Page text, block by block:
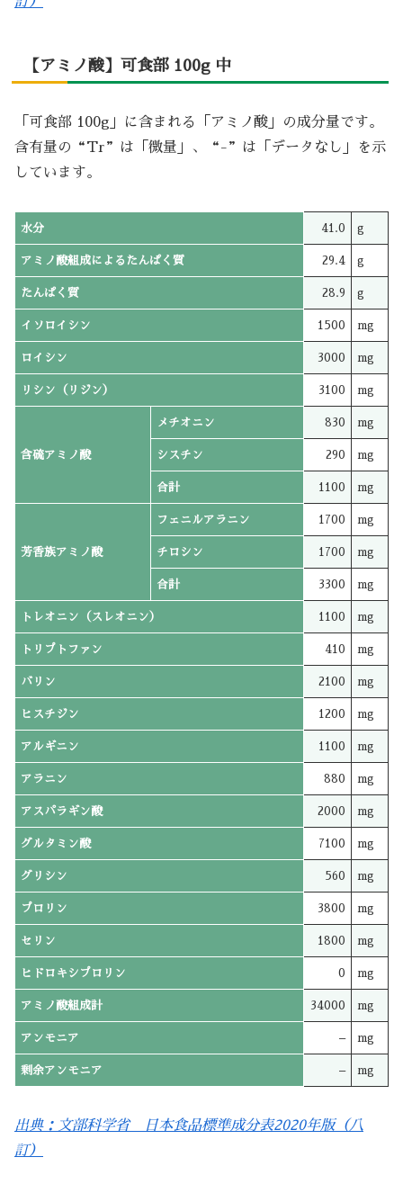
【アミノ酸】可食部 100g 中
「可食部 100g」に含まれる「アミノ酸」の成分量です。
含有量の“Tr”は「微量」、“-”は「データなし」を示
しています。
水分 41.0 g
アミノ酸組成によるたんぱく質 29.4 g
たんぱく質 28.9 g
イソロイシン 1500 mg
ロイシン 3000 mg
リシン（リジン） 3100 mg
含硫アミノ酸
メチオニン 830 mg
シスチン 290 mg
合計 1100 mg
芳香族アミノ酸
フェニルアラニン 1700 mg
チロシン 1700 mg
合計 3300 mg
トレオニン（スレオニン） 1100 mg
トリプトファン 410 mg
バリン 2100 mg
ヒスチジン 1200 mg
アルギニン 1100 mg
アラニン 880 mg
アスパラギン酸 2000 mg
グルタミン酸 7100 mg
グリシン 560 mg
プロリン 3800 mg
セリン 1800 mg
ヒドロキシプロリン 0 mg
アミノ酸組成計 34000 mg
アンモニア – mg
剰余アンモニア – mg
出典：文部科学省 日本食品標準成分表2020年版（八
訂）